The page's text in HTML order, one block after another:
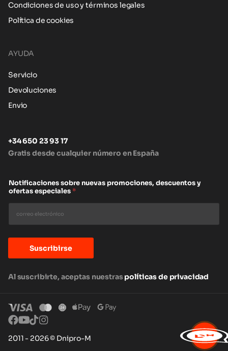
Condiciones de uso y términos legales
Política de cookies
AYUDA
Servicio
Devoluciones
Envio
+34 650 23 93 17
Gratis desde cualquier número en España
Notificaciones sobre nuevas promociones, descuentos y
ofertas especiales*
Suscribirse
Al suscribirte, aceptas nuestraspolíticas de privacidad
2011 - 2026 © Dnipro-M